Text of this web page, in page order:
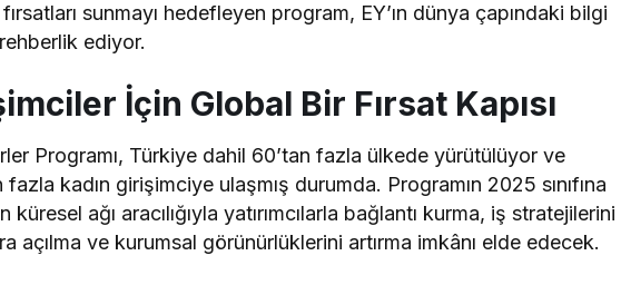
sunmayı hedefleyen program, EY’ın dünya çapındaki bilgi
ediyor.
İçin Global Bir Fırsat Kapısı
Programı, Türkiye dahil 60’tan fazla ülkede yürütülüyor ve
kadın girişimciye ulaşmış durumda. Programın 2025 sınıfına
küresel ağı aracılığıyla yatırımcılarla bağlantı kurma, iş stratejilerini
açılma ve kurumsal görünürlüklerini artırma imkânı elde edecek.